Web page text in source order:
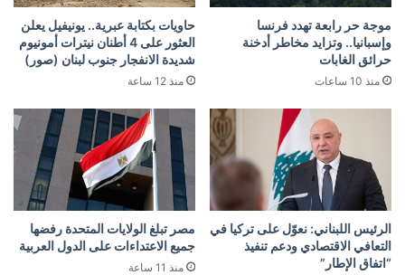
موجة حر رابعة تهدد فرنسا
وإسبانيا.. وتزايد مخاطر أدخنة
حرائق الغابات
منذ 10 ساعات
حاويات بكتابة عبرية.. يونيفيل يعلن
العثور على 4 أطنان نيترات أمونيوم
شديدة الانفجار جنوب لبنان (صور)
منذ 12 ساعة
الرئيس اللبناني: نعوّل على تركيا في
التعافي الاقتصادي ودعم تنفيذ
“اتفاق الإطار”
مصر تبلغ الولايات المتحدة رفضها
جميع الاعتداءات على الدول العربية
منذ 11 ساعة